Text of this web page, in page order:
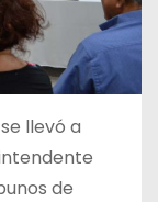
llevó a
de